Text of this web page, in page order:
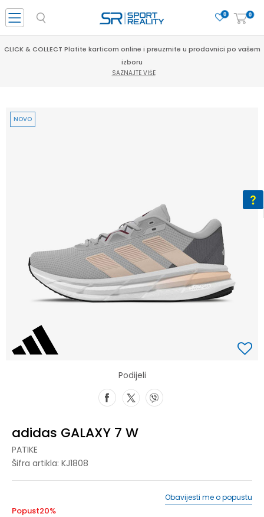
0
0
CLICK & COLLECT Platite karticom online i preuzmite u prodavnici po vašem
izboru
SAZNAJTE VIŠE
NOVO
Podijeli
adidas GALAXY 7 W
PATIKE
Šifra artikla: KJ1808
Popust20%
Obavijesti me o popustu